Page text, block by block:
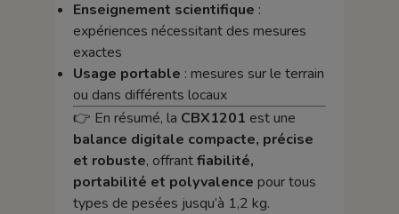
Enseignement scientifique :
expériences nécessitant des mesures
exactes
Usage portable : mesures sur le terrain
ou dans différents locaux
👉 En résumé, la CBX1201 est une
balance digitale compacte, précise
et robuste, offrantfiabilité,
portabilité et polyvalence pour tous
types de pesées jusqu’à 1,2 kg.